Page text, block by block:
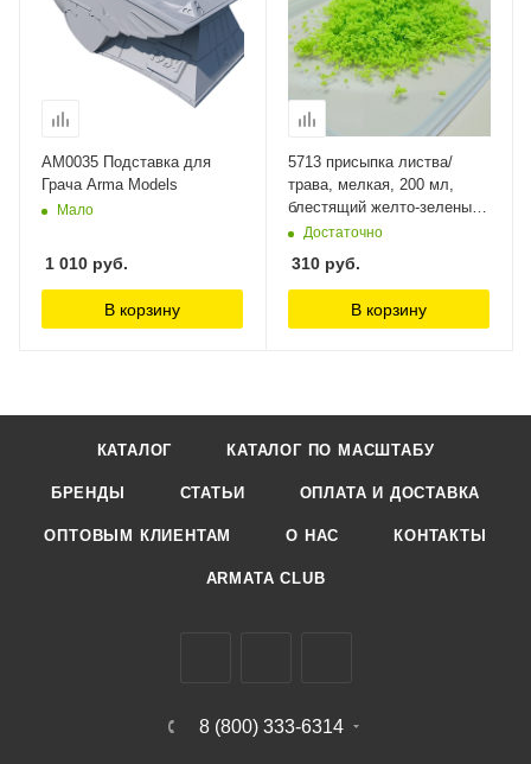
AM0035 Подставка для
Грача Arma Models
Мало
1 010 руб.
В корзину
5713 присыпка листва/
трава, мелкая, 200 мл,
блестящий желто-зеленый
СВ Модель
Достаточно
310 руб.
В корзину
КАТАЛОГ КАТАЛОГ ПО МАСШТАБУ
БРЕНДЫ СТАТЬИ ОПЛАТА И ДОСТАВКА
ОПТОВЫМ КЛИЕНТАМ О НАС КОНТАКТЫ
ARMATA CLUB
8 (800) 333-6314